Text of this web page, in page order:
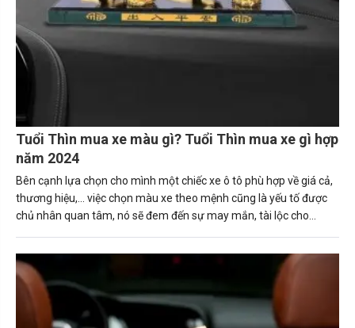
Tuổi Thìn mua xe màu gì? Tuổi Thìn mua xe gì hợp
năm 2024
Bên cạnh lựa chọn cho mình một chiếc xe ô tô phù hợp về giá cả,
thương hiệu,... việc chọn màu xe theo mệnh cũng là yếu tố được
chủ nhân quan tâm, nó sẽ đem đến sự may mắn, tài lộc cho
Mậu Thìn, Nhâm Thìn) mua được chiếc xe ô tô phù hợp. Tuổi thìn
hợp xe màu gì sẽ mang lại may mắn và tài lộc cho gia chủ.